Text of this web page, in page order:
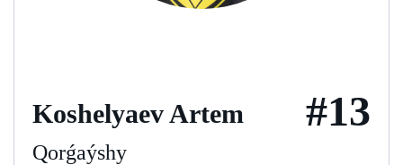
Koshelyaev Artem
Qorǵaýshy
#13